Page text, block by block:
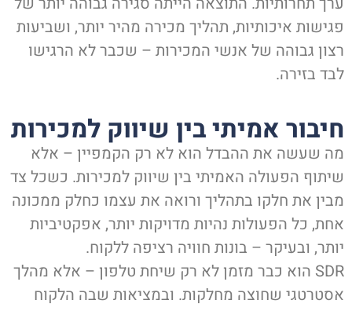
פגישות איכותיות, תהליך מכירה מהיר יותר, ושביעות
רצון גבוהה של אנשי המכירות – שכבר לא הרגישו
לבד בזירה.
חיבור אמיתי בין שיווק למכירות
מה שעשה את ההבדל הוא לא רק הקמפיין – אלא
שיתוף הפעולה האמיתי בין שיווק למכירות. כשכל צד
מבין את חלקו בתהליך ורואה את עצמו כחלק ממכונה
אחת, כל הפעולות נהיות מדויקות יותר, אפקטיביות
יותר, ובעיקר – בונות חוויה רציפה ללקוח.
SDR הוא כבר מזמן לא רק שיחת טלפון – אלא מהלך
אסטרטגי שחוצה מחלקות. ובמציאות שבה הלקוח